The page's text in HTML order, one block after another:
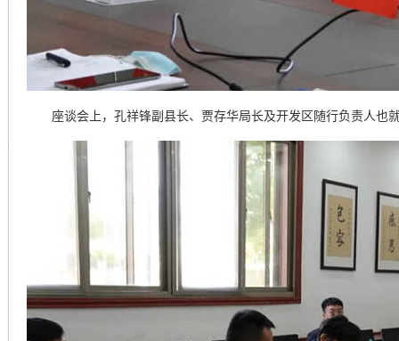
座谈会上，孔祥锋副县长、贾存华局长及开发区随行负责人也